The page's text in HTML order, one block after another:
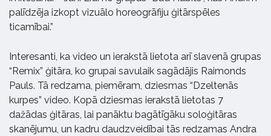
palīdzēja izkopt vizuālo horeogrāfiju ģitārspēles
ticamībai.”
Interesanti, ka video un ierakstā lietota arī slavenā grupas
“Remix” ģitāra, ko grupai savulaik sagādājis Raimonds
Pauls. Tā redzama, piemēram, dziesmas “Dzeltenās
kurpes” video. Kopā dziesmas ierakstā lietotas 7
dažādas ģitāras, lai panāktu bagātīgāku soloģitāras
skanējumu, un kadru daudzveidībai tās redzamas Andra